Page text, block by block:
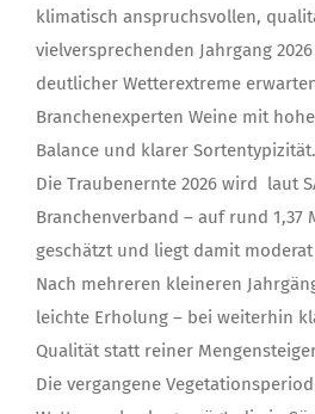
klimatisch anspruchsvollen,
vielversprechenden Jahrgang
deutlicher Wetterextreme
Branchenexperten Weine mit
Balance und klarer Sortentypizität.
Die Traubenernte 2026 wird laut
Branchenverband – auf rund 1,37
geschätzt und liegt damit
Nach mehreren kleineren
leichte Erholung – bei weiterhin
Qualität statt reiner
Die vergangene